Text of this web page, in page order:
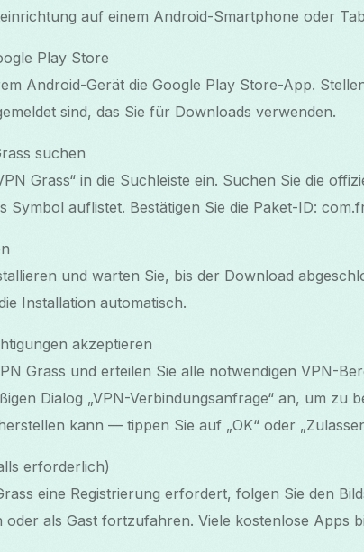
auf einem Android-Smartphone oder
Play Store
Android-Gerät die Google Play Store-App.
sind, das Sie für Downloads verwenden.
suchen
Grass“ in die Suchleiste ein. Suchen Sie die
Symbol auflistet. Bestätigen Sie die Paket-ID:
und warten Sie, bis der Download
Installation automatisch.
akzeptieren
Grass und erteilen Sie alle notwendigen VPN-
Dialog „VPN-Verbindungsanfrage“ an, um zu
kann — tippen Sie auf „OK“ oder
erforderlich)
eine Registrierung erfordert, folgen Sie den
oder als Gast fortzufahren. Viele kostenlose Apps